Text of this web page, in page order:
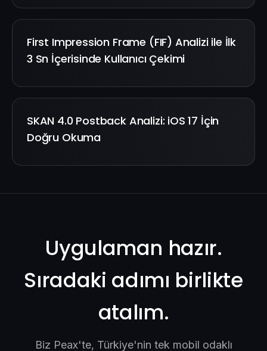
First Impression Frame (FIF) Analizi ile İlk
3 Sn İçerisinde Kullanıcı Çekimi
SKAN 4.0 Postback Analizi: iOS 17 İçin
Doğru Okuma
Uygulaman hazır.
Sıradaki adımı birlikte
atalım.
Biz Peax'te, Türkiye'nin tek mobil odaklı